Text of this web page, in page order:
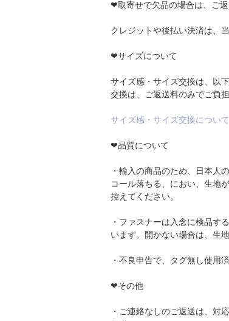
❤取寄せで欠品の場合は、ご
クレジットや後払い決済は、
❤サイズについて
サイズ感・サイズ交換は、以
交換は、ご返送料のみでご負
サイズ感・サイズ交換について
❤品質について
・輸入の商品のため、日本人
コール落ちる、におい、生地
控えてください。
・ファスナーは入念に検品す
います。開かない場合は、生
・不良申告で、タグ無し使用
❤その他
・ご連絡なしのご返送は、対